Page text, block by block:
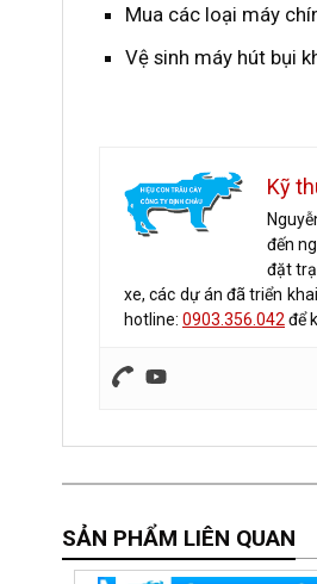
Mua các loại máy
Vệ sinh máy hút bụi
Kỹ
đến
đặt
xe, các dự án đã triển
hotline: 0903.356.042 để
SẢN PHẨM LIÊN QUAN